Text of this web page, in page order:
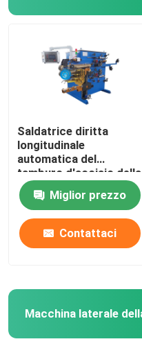
Saldatrice diritta
longitudinale
automatica del
tamburo d'acciaio della
cucitura dei semi
Miglior prezzo
Contattaci